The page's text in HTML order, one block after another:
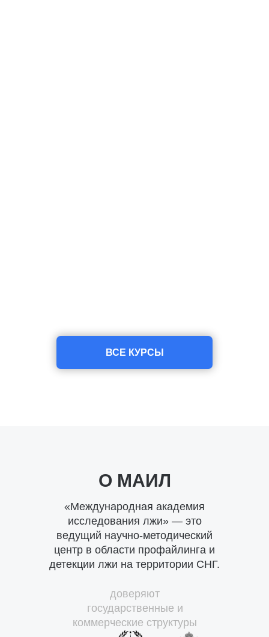
ВСЕ КУРСЫ
О МАИЛ
«Международная академия
исследования лжи» — это
ведущий научно-методический
центр в области профайлинга и
детекции лжи на территории СНГ.
доверяют
государственные и
коммерческие структуры